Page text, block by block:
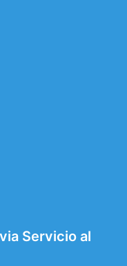
Servicio al